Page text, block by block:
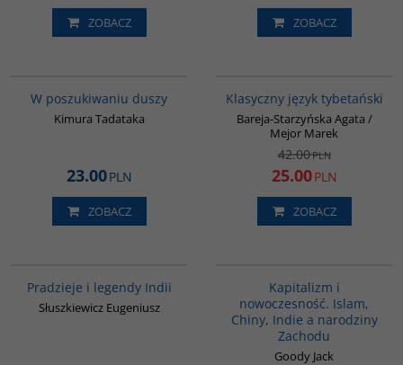
ZOBACZ ZOBACZ
W poszukiwaniu duszy
Kimura Tadataka
23.00PLN
ZOBACZ
Klasyczny język tybetański
Bareja-Starzyńska Agata /
Mejor Marek
42.00PLN
25.00PLN
ZOBACZ
Pradzieje i legendy Indii
Słuszkiewicz Eugeniusz
Kapitalizm i
nowoczesność. Islam,
Chiny, Indie a narodziny
Zachodu
Goody Jack